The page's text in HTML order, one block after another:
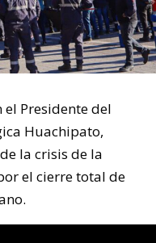
el Presidente del
Huachipato,
la crisis de la
el cierre total de